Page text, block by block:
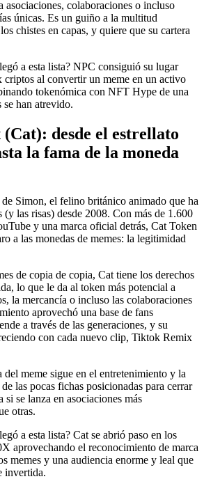
asociaciones, colaboraciones o incluso
únicas. Es un guiño a la multitud
chistes en capas, y quiere que su cartera
a esta lista? NPC consiguió su lugar
criptos al convertir un meme en un activo
tokenómica con NFT Hype de una
se han atrevido.
(Cat): desde el estrellato
la fama de la moneda
Simon, el felino británico animado que ha
(y las risas) desde 2008. Con más de 1.600
y una marca oficial detrás, Cat Token
a las monedas de memes: la legitimidad
de copia de copia, Cat tiene los derechos
lo que le da al token más potencial a
la mercancía o incluso las colaboraciones
aprovechó una base de fans
a través de las generaciones, y su
con cada nuevo clip, Tiktok Remix
meme sigue en el entretenimiento y la
las pocas fichas posicionadas para cerrar
si se lanza en asociaciones más
otras.
a esta lista? Cat se abrió paso en los
aprovechando el reconocimiento de marca
memes y una audiencia enorme y leal que
invertida.